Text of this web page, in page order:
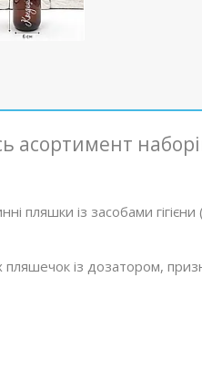
асортимент
пляшки із засобами
пляшечок із дозатором,